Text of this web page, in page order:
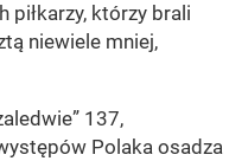
którzy brali
niewiele mniej,
137,
Polaka osadza